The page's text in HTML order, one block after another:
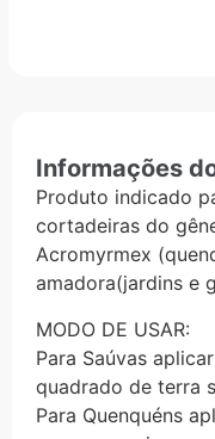
Informações
Produto indicado
cortadeiras do
Acromyrmex
amadora(jardins e
MODO DE USAR:
Para Saúvas
quadrado de terra
Para Quenquéns